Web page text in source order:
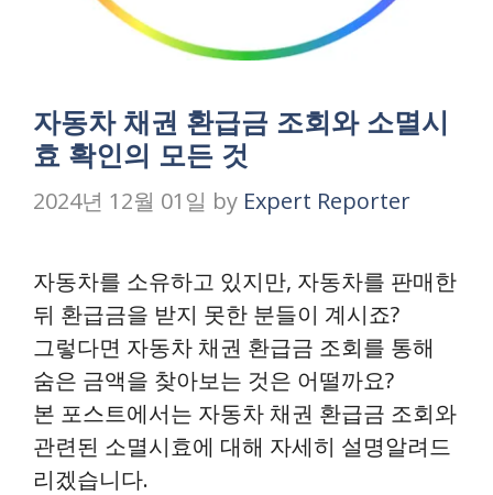
자동차 채권 환급금 조회와 소멸시
효 확인의 모든 것
2024년 12월 01일 by Expert Reporter
자동차를 소유하고 있지만, 자동차를 판매한
뒤 환급금을 받지 못한 분들이 계시죠?
그렇다면 자동차 채권 환급금 조회를 통해
숨은 금액을 찾아보는 것은 어떨까요?
본 포스트에서는 자동차 채권 환급금 조회와
관련된 소멸시효에 대해 자세히 설명알려드
리겠습니다.